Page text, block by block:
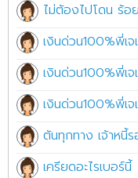
ไม่ต้องไปโดน ร้อ
เงินด่วน100%พี่เจ
เงินด่วน100%พี่เจ
เงินด่วน100%พี่เจ
ตันทุกทาง เจ้าหนี้
เครียดอะไรเบอ